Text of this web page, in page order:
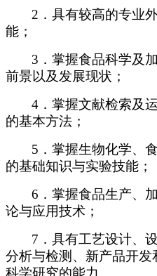
2 ．具有较高的专业
能；
3 ．掌握食品科学及
前景以及发展现状；
4 ．掌握文献检索及
的基本方法；
5 ．掌握生物化学、
的基础知识与实验技能；
6 ．掌握食品生产、
论与应用技术；
7 ．具有工艺设计、
分析与检测、新产品开
科学研究的能力。